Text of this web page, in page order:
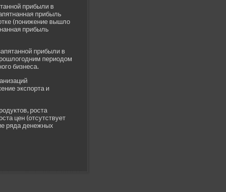
прибыли в
прибыль
(понижение вышло
прибыль
прибыли в
периодом
би­знеса.
экспорта и
роста
цен (отсутствует
ряда де­нежных